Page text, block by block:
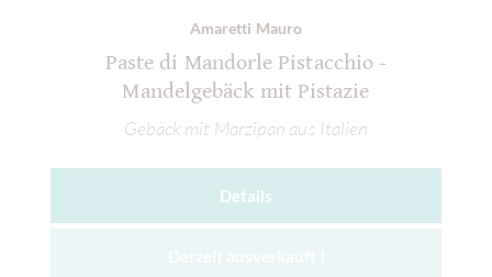
Amaretti Mauro
Paste di Mandorle Pistacchio -
Mandelgebäck mit Pistazie
Gebäck mit Marzipan aus Italien
Details